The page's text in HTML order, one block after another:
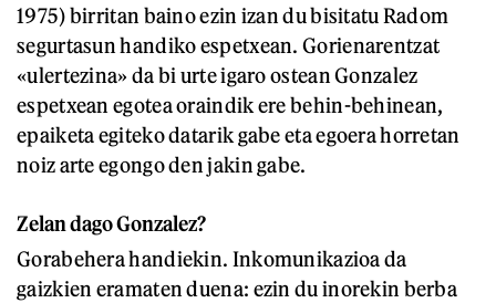
1975) birritan baino ezin izan du bisitatu Radom
segurtasun handiko espetxean. Gorienarentzat
«ulertezina» da bi urte igaro ostean Gonzalez
espetxean egotea oraindik ere behin-behinean,
epaiketa egiteko datarik gabe eta egoera horretan
noiz arte egongo den jakin gabe.
Zelan dago Gonzalez?
Gorabehera handiekin. Inkomunikazioa da
gaizkien eramaten duena: ezin du inorekin berba